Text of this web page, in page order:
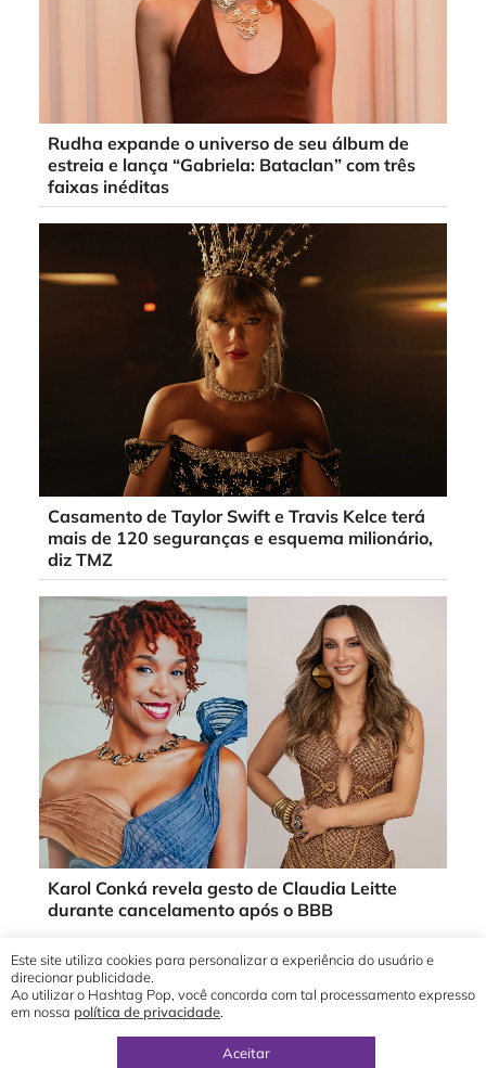
Rudha expande o universo de seu álbum de
estreia e lança “Gabriela: Bataclan” com três
faixas inéditas
Casamento de Taylor Swift e Travis Kelce terá
mais de 120 seguranças e esquema milionário,
diz TMZ
Karol Conká revela gesto de Claudia Leitte
durante cancelamento após o BBB
Este site utiliza cookies para personalizar a experiência do usuário e
direcionar publicidade.
Ao utilizar o Hashtag Pop, você concorda com tal processamento expresso
em nossa política de privacidade
Aceitar